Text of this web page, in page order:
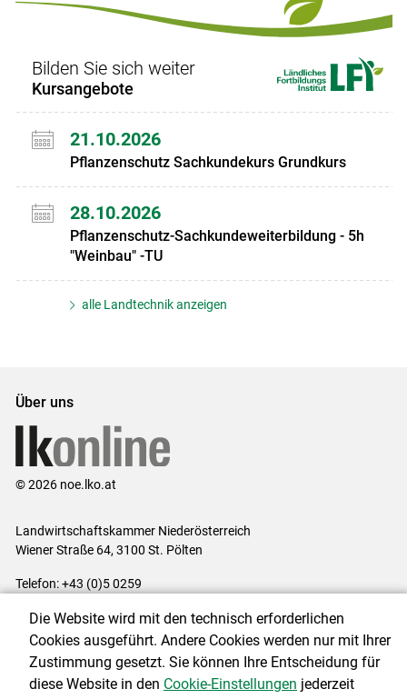
Bilden Sie sich weiter
Kursangebote
21.10.2026
Pflanzenschutz Sachkundekurs Grundkurs
28.10.2026
Pflanzenschutz-Sachkundeweiterbildung - 5h
"Weinbau" -TU
alle Landtechnik anzeigen
Über uns
© 2026 noe.lko.at
Landwirtschaftskammer Niederösterreich
Wiener Straße 64, 3100 St. Pölten
Telefon: +43 (0)5 0259
Impressum|Kontakt|Datenschutzerklärung|Barrierefreiheit|
Cookie-Einstellungen
Die Website wird mit den technisch erforderlichen
Cookies ausgeführt. Andere Cookies werden nur mit Ihrer
Zustimmung gesetzt. Sie können Ihre Entscheidung für
diese Website in den Cookie-Einstellungen jederzeit